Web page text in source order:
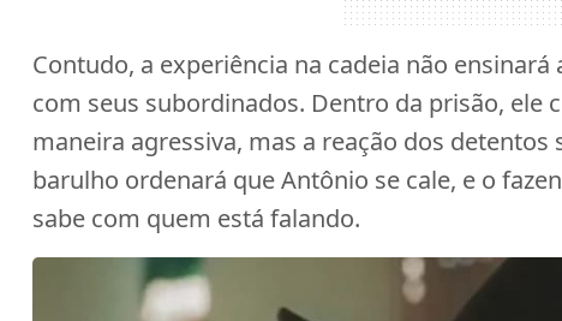
Contudo, a experiência na cadeia não
com seus subordinados. Dentro da prisão, ele
maneira agressiva, mas a reação dos
barulho ordenará que Antônio se cale, e o
sabe com quem está falando.